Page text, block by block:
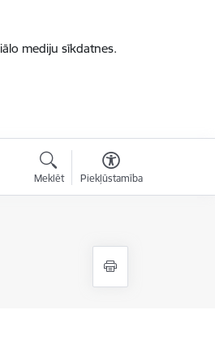
mediju sīkdatnes.
Meklēt Piekļūstamība